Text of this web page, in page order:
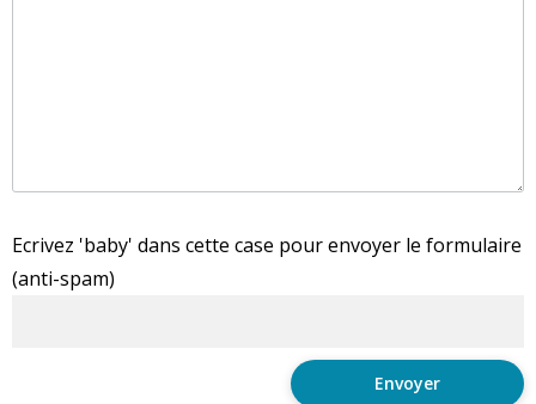
Ecrivez 'baby' dans cette case pour envoyer le formulaire
(anti-spam)